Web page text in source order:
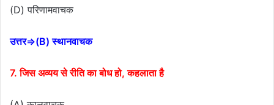
(D) परिणामवाचक
उत्तर⇒(B) स्थानवाचक
7. जिस अव्यय से रीति का बोध हो, कहलाता है